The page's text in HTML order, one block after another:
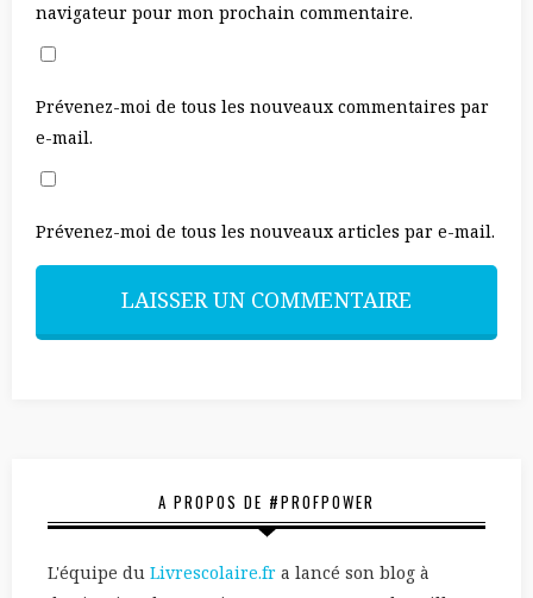
navigateur pour mon prochain commentaire.
Prévenez-moi de tous les nouveaux commentaires par
e-mail.
Prévenez-moi de tous les nouveaux articles par e-mail.
A PROPOS DE #PROFPOWER
L'équipe du Livrescolaire.fr a lancé son blog à